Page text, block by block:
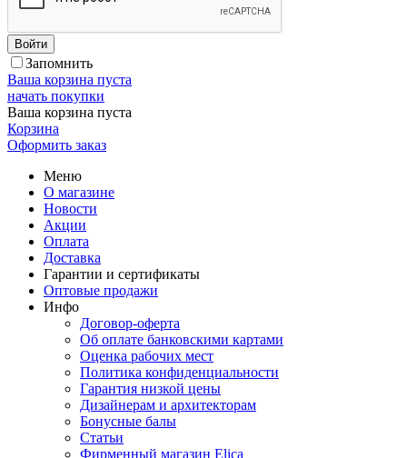
Войти
Запомнить
Ваша корзина пуста
начать покупки
Ваша корзина пуста
Корзина
Оформить заказ
Меню
О магазине
Новости
Акции
Оплата
Доставка
Гарантии и сертификаты
Оптовые продажи
Инфо
Договор-оферта
Об оплате банковскими картами
Оценка рабочих мест
Политика конфиденциальности
Гарантия низкой цены
Дизайнерам и архитекторам
Бонусные балы
Статьи
Фирменный магазин Elica